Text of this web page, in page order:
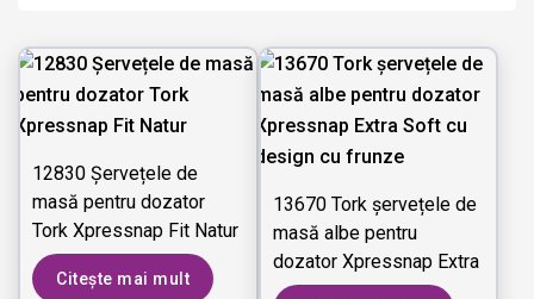
12830 Șervețele de
masă pentru dozator
Tork Xpressnap Fit Natur
Citește mai mult
13670 Tork șervețele de
masă albe pentru
dozator Xpressnap Extra
Soft cu design cu frunze